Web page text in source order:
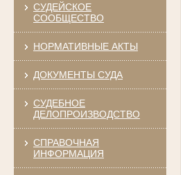
СУДЕЙСКОЕ
СООБЩЕСТВО
НОРМАТИВНЫЕ АКТЫ
ДОКУМЕНТЫ СУДА
СУДЕБНОЕ
ДЕЛОПРОИЗВОДСТВО
СПРАВОЧНАЯ
ИНФОРМАЦИЯ